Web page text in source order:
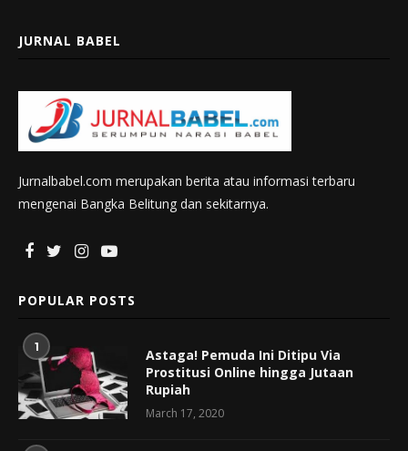
JURNAL BABEL
Jurnalbabel.com merupakan berita atau informasi terbaru
mengenai Bangka Belitung dan sekitarnya.
POPULAR POSTS
1
Astaga! Pemuda Ini Ditipu Via
Prostitusi Online hingga Jutaan
Rupiah
March 17, 2020